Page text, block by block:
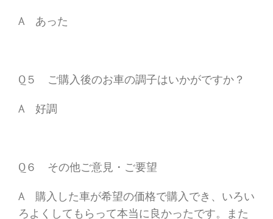
A あった
Q５ ご購入後のお車の調子はいかがですか？
A 好調
Q６ その他ご意見・ご要望
A 購入した車が希望の価格で購入でき、いろい
ろよくしてもらって本当に良かったです。また